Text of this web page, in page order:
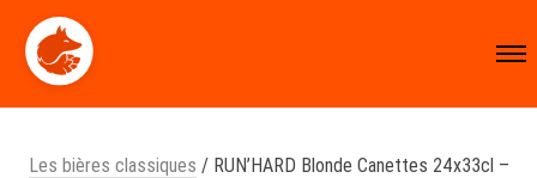
Les bières classiques / RUN’HARD Blonde Canettes 24x33cl –